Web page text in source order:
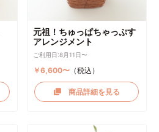
元祖！ちゅっぱちゃっぷす
アレンジメント
ご利用日:8月11日〜
￥6,600〜 （税込）
商品詳細を見る